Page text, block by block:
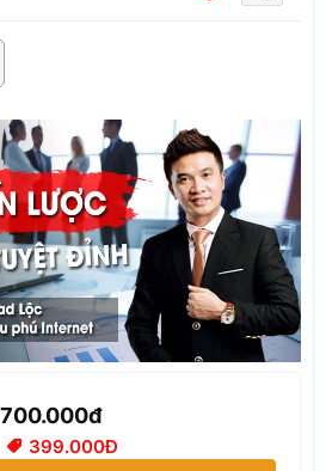
700.000đ
399.000Đ